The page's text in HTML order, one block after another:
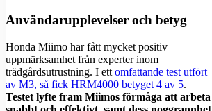
Användarupplevelser och betyg
Honda Miimo har fått mycket positiv
uppmärksamhet från experter inom
trädgårdsutrustning. I ett omfattande test utfört
av M3, så fick HRM4000 betyget 4 av 5.
Testet lyfte fram Miimos förmåga att arbeta